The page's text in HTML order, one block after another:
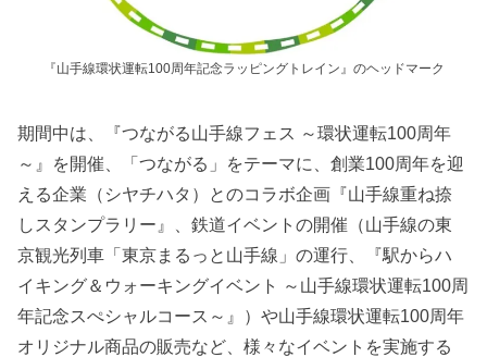
『山手線環状運転100周年記念ラッピングトレイン』のヘッドマーク
期間中は、『つながる山手線フェス ～環状運転100周年
～』を開催、「つながる」をテーマに、創業100周年を迎
える企業（シヤチハタ）とのコラボ企画『山手線重ね捺
しスタンプラリー』、鉄道イベントの開催（山手線の東
京観光列車「東京まるっと山手線」の運行、『駅からハ
イキング＆ウォーキングイベント ～山手線環状運転100周
年記念スぺシャルコース～』）や山手線環状運転100周年
オリジナル商品の販売など、様々なイベントを実施する